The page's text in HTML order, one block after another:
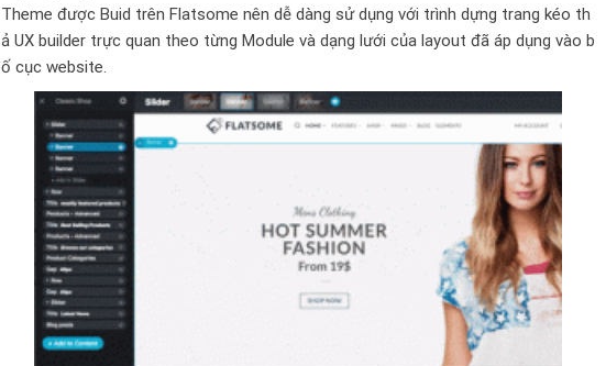
Theme được Buid trên Flatsome nên dễ dàng sử dụng với trình dựng trang kéo th
ả UX builder trực quan theo từng Module và dạng lưới của layout đã áp dụng vào b
ố cục website.